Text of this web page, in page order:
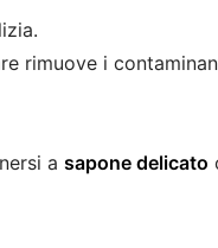
rimuove i
a sapone delicato